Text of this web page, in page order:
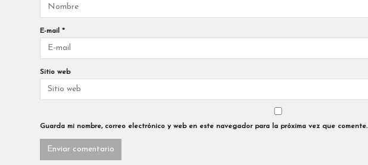
E-mail *
Sitio web
Guarda mi nombre, correo electrónico y web en este navegador para la próxima vez que comente.